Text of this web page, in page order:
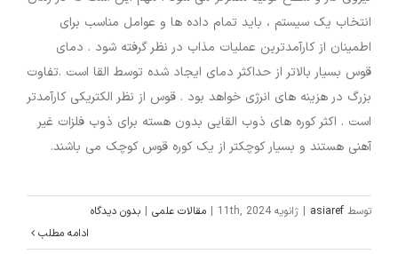
انتخاب یک سیستم ، باید تمام داده ها و عوامل مناسب برای
اطمینان از کارآمدترین عملیات مذاب در نظر گرفته شود . دمای
قوس بسیار بالاتر از حداکثر دمای ایجاد شده توسط القا است .تفاوت
بزرگ در هزینه های انرژی خواهد بود . قوس از نظر الکتریکی کارآمدتر
است . اکثر کوره های ذوب القایی بدون هسته برای ذوب فلزات غیر
آهنی هستند و بسیار کوچکتر از یک کوره قوس کوچک می باشند.
توسط asiaref
| ژانویه 11th, 2024 | مقالات علمی | بدون دیدگاه
ادامه مطلب